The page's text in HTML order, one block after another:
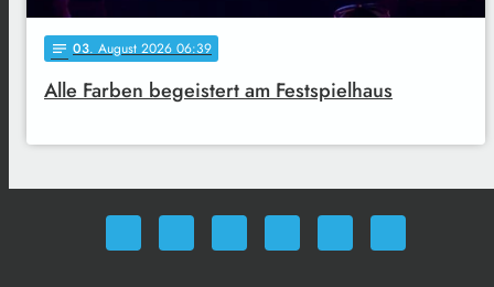
notes 03. August 2026 06:39
Alle Farben begeistert am Festspielhaus